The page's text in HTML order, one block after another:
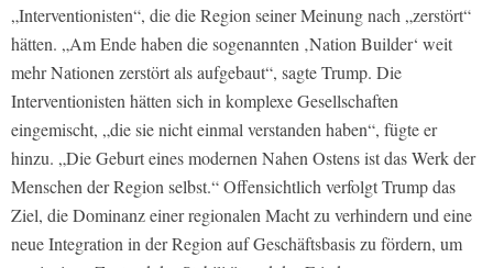
„Interventionisten“, die die Region seiner Meinung nach „zerstört“
hätten. „Am Ende haben die sogenannten ‚Nation Builder‘ weit
mehr Nationen zerstört als aufgebaut“, sagte Trump. Die
Interventionisten hätten sich in komplexe Gesellschaften
eingemischt, „die sie nicht einmal verstanden haben“, fügte er
hinzu. „Die Geburt eines modernen Nahen Ostens ist das Werk der
Menschen der Region selbst.“ Offensichtlich verfolgt Trump das
Ziel, die Dominanz einer regionalen Macht zu verhindern und eine
neue Integration in der Region auf Geschäftsbasis zu fördern, um